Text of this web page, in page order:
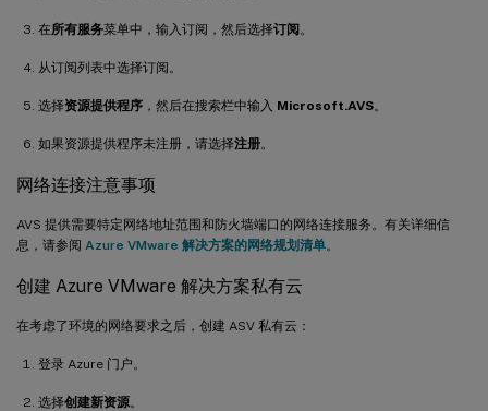
在所有服务菜单中，输入订阅，然后选择订阅。
从订阅列表中选择订阅。
选择资源提供程序 ，然后在搜索栏中输入 Microsoft.AVS。
如果资源提供程序未注册，请选择注册。
网络连接注意事项
AVS 提供需要特定网络地址范围和防火墙端口的网络连接服务。有关详细信
息，请参阅 Azure VMware 解决方案的网络规划清单。
创建 Azure VMware 解决方案私有云
在考虑了环境的网络要求之后，创建 ASV 私有云：
登录 Azure 门户。
选择创建新资源。